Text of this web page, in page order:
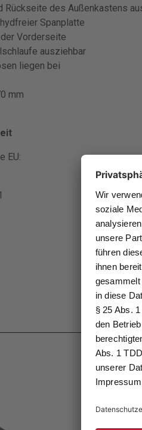
Rückseite des Außenkastens
Spanplatte
Vorderseite
ausziehbar
liegen bei
mm
EU: